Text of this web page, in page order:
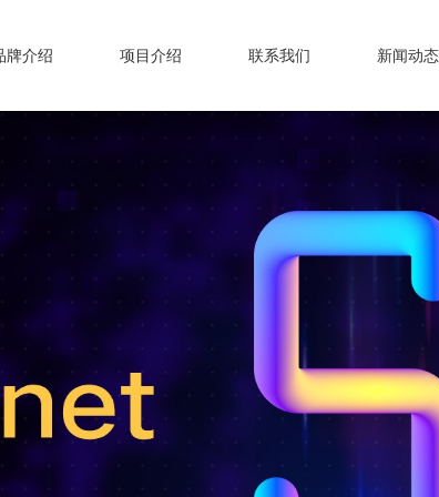
牌介绍 项目介绍 联系我们 新闻动态